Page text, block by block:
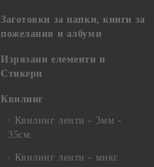
Заготовки за папки, книги за
пожелания и албуми
Изрязани елементи и
Стикери
Квилинг
Квилинг ленти - 3мм -
35см.
Квилинг ленти - микс